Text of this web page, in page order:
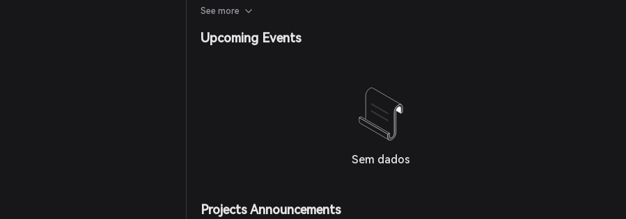
fomentar uma comunidade vibrante em torno do ecossistema do Narra.
See more
Upcoming Events
Sem dados
Projects Announcements